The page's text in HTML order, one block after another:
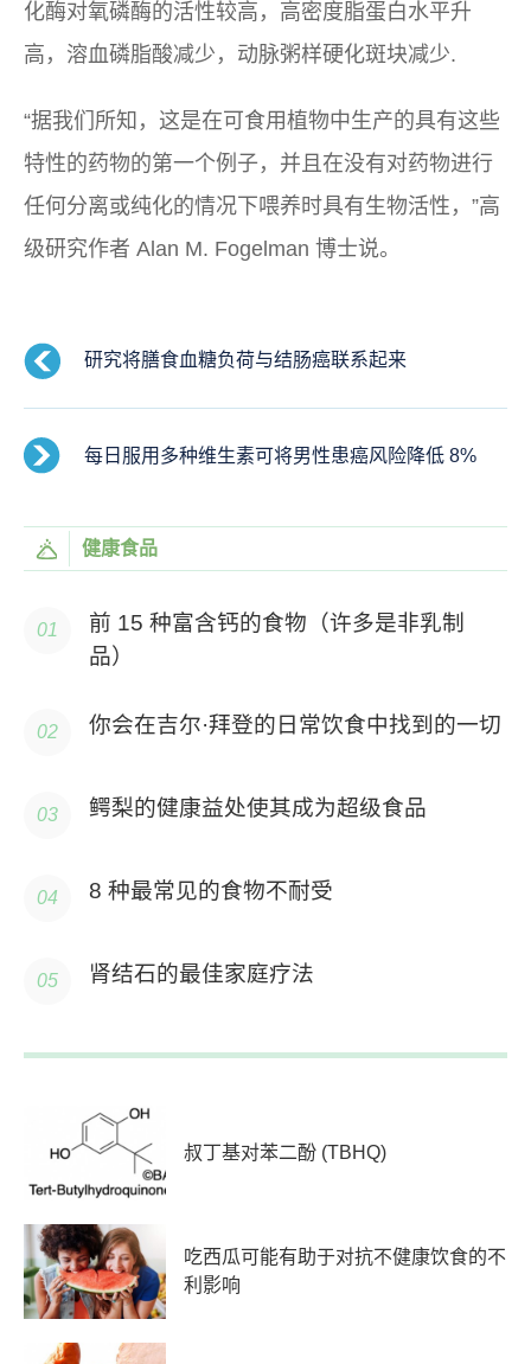
化酶对氧磷酶的活性较高，高密度脂蛋白水平升
高，溶血磷脂酸减少，动脉粥样硬化斑块减少.
“据我们所知，这是在可食用植物中生产的具有这些
特性的药物的第一个例子，并且在没有对药物进行
任何分离或纯化的情况下喂养时具有生物活性，”高
级研究作者 Alan M. Fogelman 博士说。
研究将膳食血糖负荷与结肠癌联系起来
每日服用多种维生素可将男性患癌风险降低 8%
健康食品
前 15 种富含钙的食物（许多是非乳制
品）
你会在吉尔·拜登的日常饮食中找到的一切
鳄梨的健康益处使其成为超级食品
8 种最常见的食物不耐受
肾结石的最佳家庭疗法
叔丁基对苯二酚 (TBHQ)
吃西瓜可能有助于对抗不健康饮食的不
利影响